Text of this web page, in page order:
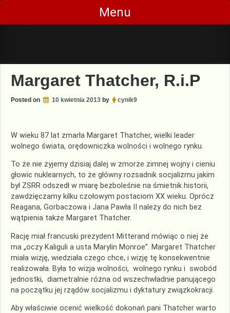
Skip
content
Menu
Margaret Thatcher, R.i.P
Posted on 10 kwietnia 2013 by cynik9
W wieku 87 lat zmarła Margaret Thatcher, wielki leader
wolnego świata, orędowniczka wolności i wolnego rynku.
To że nie żyjemy dzisiaj dalej w zmorze zimnej wojny i cieniu
głowic nuklearnych, to że główny rozsadnik socjalizmu jakim
był ZSRR odszedł w miarę bezboleśnie na śmietnik historii,
zawdzięczamy kilku czołowym postaciom XX wieku. Oprócz
Reagana, Gorbaczowa i Jana Pawła II należy do nich bez
wątpienia także Margaret Thatcher.
Rację miał francuski prezydent Mitterand mówiąc o niej że
ma „oczy Kaliguli a usta Marylin Monroe”. Margaret Thatcher
miała wizję, wiedziała czego chce, i wizję tę konsekwentnie
realizowała. Była to wizja wolności, wolnego rynku i swobód
jednostki, diametralnie różna od wszechwładnie panującego
na początku jej rządów socjalizmu i dyktatury związkokracji.
Aby właściwie ocenić wielkość dokonań pani Thatcher warto